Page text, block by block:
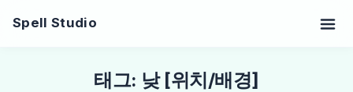
Spell Studio
태그: 낮 [위치/배경]